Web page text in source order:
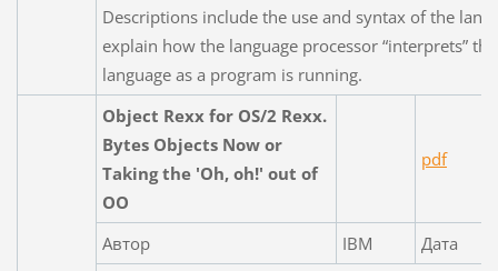
Descriptions include the use and syntax of the
explain how the language processor “interprets” the
language as a program is running.
Object Rexx for OS/2 Rexx.
Bytes Objects Now or
Taking the 'Oh, oh!' out of
OO
pdf
Автор IBM
Дата